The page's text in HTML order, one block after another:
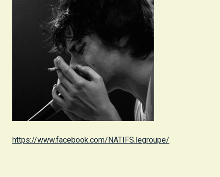
https://www.facebook.com/NATIFS.legroupe/